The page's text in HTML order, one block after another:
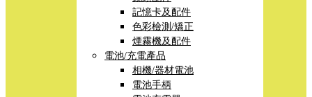
記憶卡及配件
色彩檢測/矯正
煙霧機及配件
電池/充電產品
相機/器材電池
電池手柄